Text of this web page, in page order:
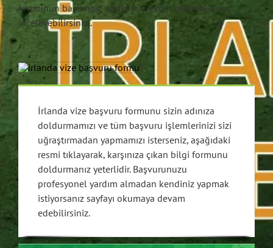
formunun başlangıç sayfasının ekran görüntüsünü
inceleyebilirsiniz..
İrlanda vize başvuru formunu sizin adınıza
doldurmamızı ve tüm başvuru işlemlerinizi sizi
uğraştırmadan yapmamızı isterseniz, aşağıdaki
resmi tıklayarak, karşınıza çıkan bilgi formunu
doldurmanız yeterlidir. Başvurunuzu
profesyonel yardım almadan kendiniz yapmak
istiyorsanız sayfayı okumaya devam
edebilirsiniz.